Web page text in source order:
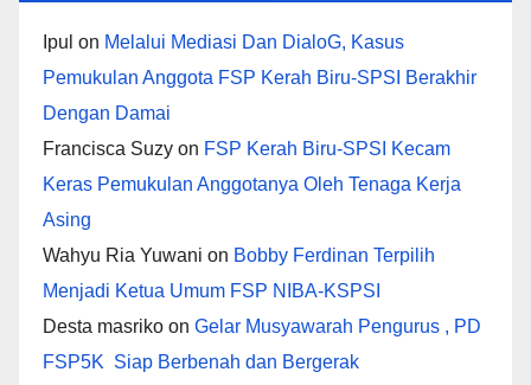
Ipul on Melalui Mediasi Dan DialoG, Kasus
Pemukulan Anggota FSP Kerah Biru-SPSI Berakhir
Dengan Damai
Francisca Suzy on FSP Kerah Biru-SPSI Kecam
Keras Pemukulan Anggotanya Oleh Tenaga Kerja
Asing
Wahyu Ria Yuwani on Bobby Ferdinan Terpilih
Menjadi Ketua Umum FSP NIBA-KSPSI
Desta masriko on Gelar Musyawarah Pengurus , PD
FSP5K Siap Berbenah dan Bergerak